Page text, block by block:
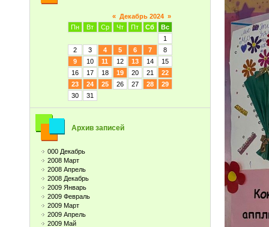
« Декабрь 2024 »
Пн
Вт Ср Чт Пт Сб
Вс
1
2
3 4 5 6 7
8
9
10 11 12 13 14
15
16
17 18 19 20 21
22
23
24 25 26 27 28
29
30
31
Архив записей
000 Декабрь
2008 Март
2008 Апрель
2008 Декабрь
2009 Январь
2009 Февраль
2009 Март
2009 Апрель
2009 Май